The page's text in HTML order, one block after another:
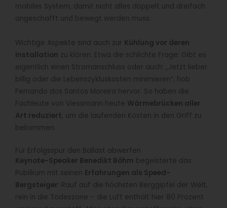
mobiles System, damit nicht alles doppelt und dreifach
angeschafft und bewegt werden muss.
Wichtige Aspekte sind auch zur Kühlung vor deren
Installation zu klären. Etwa die schlichte Frage: Gibt es
eigentlich einen Stromanschluss oder auch: „Jetzt lieber
billig oder die Lebenszykluskosten minimieren“, hob
Fernando dos Santos Moreira hervor. So haben die
Fachleute von Viessmann heute Wärmebrücken aller
Art reduziert, um die laufenden Kosten in den Griff zu
bekommen.
Für Erfolgsspur den Ballast abwerfen
Keynote-Speaker Benedikt Böhm begeisterte das
Publikum mit seinen Erfahrungen als Speed-
Bergsteiger : Rauf auf die höchsten Berggipfel der Welt,
rein in die Todeszone – die Luft enthält hier 80 Prozent